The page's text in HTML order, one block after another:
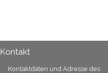
Kontakt
Kontaktdaten und Adresse des